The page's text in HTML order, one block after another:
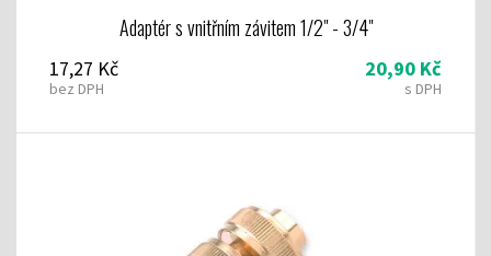
Adaptér s vnitřním závitem 1/2" - 3/4"
17,27 Kč
bez DPH
20,90 Kč
s DPH